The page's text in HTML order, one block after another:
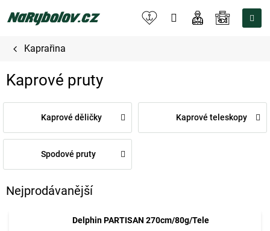
na
NÁKUPNÍ
Kaprařina
Kaprové pruty
Kaprové děličky Kaprové teleskopy
Spodové pruty
Nejprodávanější
Delphin PARTISAN 270cm/80g/Tele